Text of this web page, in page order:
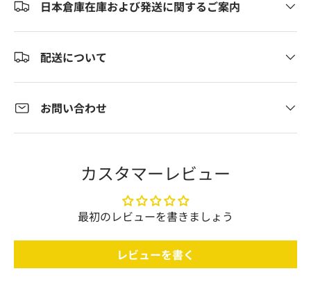
日本倉庫在庫および発送に関するご案内
配送について
お問い合わせ
カスタマーレビュー
最初のレビューを書きましょう
レビューを書く